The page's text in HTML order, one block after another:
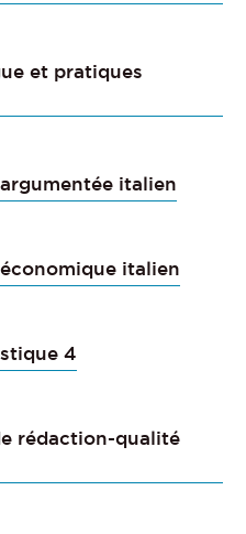
et pratiques
italien
italien
4
rédaction-qualité